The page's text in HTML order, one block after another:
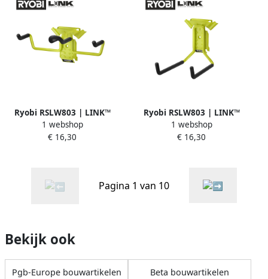
Ryobi RSLW803 | LINK™
Grote haak voor elektrisch
gereedschap B2B MOQ 8
1 webshop
€ 16,30
Ryobi RSLW803 | LINK™
Grote haak voor elektrisch
gereedschap B2C 1 stuk
1 webshop
€ 16,30
Pagina 1 van 10
Bekijk ook
Pgb-Europe bouwartikelen Beta bouwartikelen